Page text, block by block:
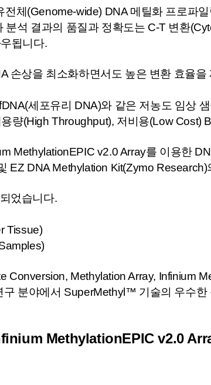
체(Genome-wide) DNA 메틸화 프로파
석 결과의 품질과 정확도는 C-T 변환
됩니다.
손상을 최소화하면서도 높은 변환 효율
세포유리 DNA)와 같은 저농도 임상
량(High Throughput), 저비용(Low Cost)
MethylationEPIC v2.0 Array를 이용한
EZ DNA Methylation Kit(Zymo
었습니다.
Tissue)
Conversion, Methylation Array, Infinium
분야에서 SuperMethyl™ 기술의 우수
MethylationEPIC v2.0